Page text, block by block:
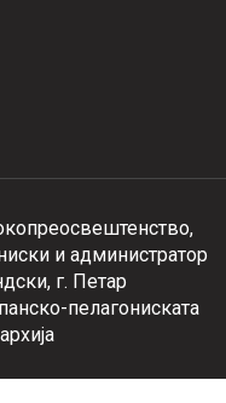
и администратор
г. Петар
пелагониската